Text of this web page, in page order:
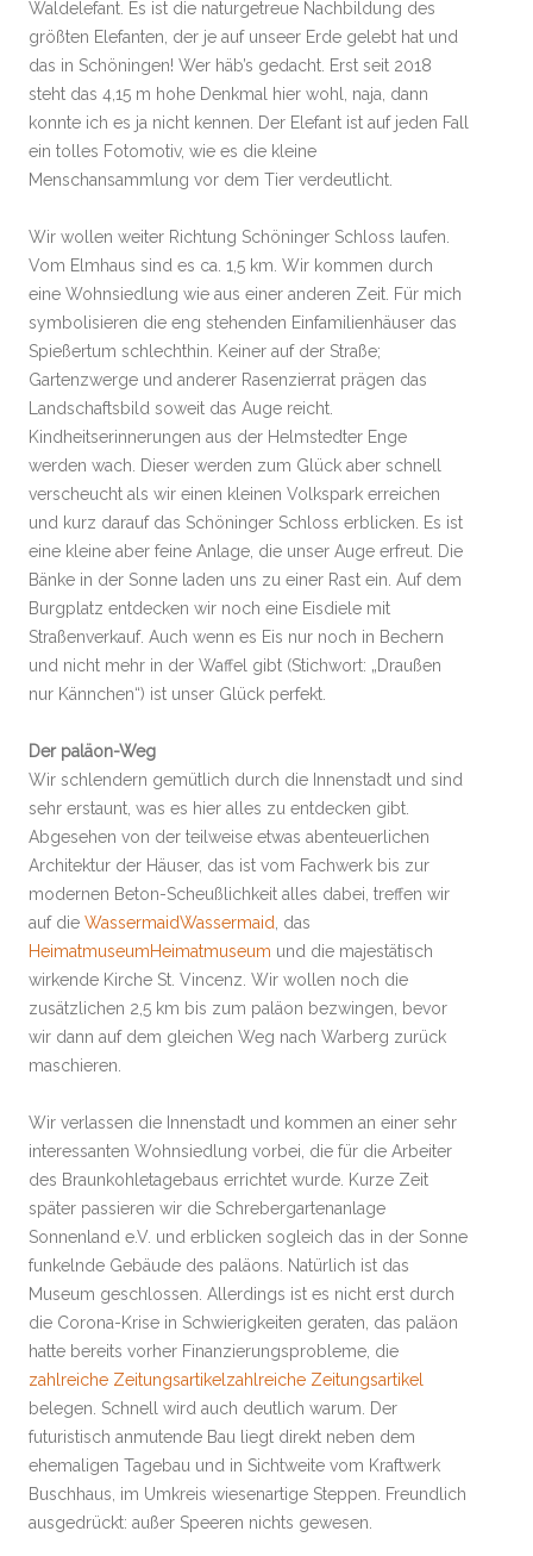
Waldelefant. Es ist die naturgetreue Nachbildung des
größten Elefanten, der je auf unseer Erde gelebt hat und
das in Schöningen! Wer häb’s gedacht. Erst seit 2018
steht das 4,15 m hohe Denkmal hier wohl, naja, dann
konnte ich es ja nicht kennen. Der Elefant ist auf jeden Fall
ein tolles Fotomotiv, wie es die kleine
Menschansammlung vor dem Tier verdeutlicht.
Wir wollen weiter Richtung Schöninger Schloss laufen.
Vom Elmhaus sind es ca. 1,5 km. Wir kommen durch
eine Wohnsiedlung wie aus einer anderen Zeit. Für mich
symbolisieren die eng stehenden Einfamilienhäuser das
Spießertum schlechthin. Keiner auf der Straße;
Gartenzwerge und anderer Rasenzierrat prägen das
Landschaftsbild soweit das Auge reicht.
Kindheitserinnerungen aus der Helmstedter Enge
werden wach. Dieser werden zum Glück aber schnell
verscheucht als wir einen kleinen Volkspark erreichen
und kurz darauf das Schöninger Schloss erblicken. Es ist
eine kleine aber feine Anlage, die unser Auge erfreut. Die
Bänke in der Sonne laden uns zu einer Rast ein. Auf dem
Burgplatz entdecken wir noch eine Eisdiele mit
Straßenverkauf. Auch wenn es Eis nur noch in Bechern
und nicht mehr in der Waffel gibt (Stichwort: „Draußen
nur Kännchen“) ist unser Glück perfekt.
Der paläon-Weg
Wir schlendern gemütlich durch die Innenstadt und sind
sehr erstaunt, was es hier alles zu entdecken gibt.
Abgesehen von der teilweise etwas abenteuerlichen
Architektur der Häuser, das ist vom Fachwerk bis zur
modernen Beton-Scheußlichkeit alles dabei, treffen wir
auf die WassermaidWassermaid
, das
HeimatmuseumHeimatmuseum und die majestätisch
wirkende Kirche St. Vincenz. Wir wollen noch die
zusätzlichen 2,5 km bis zum paläon bezwingen, bevor
wir dann auf dem gleichen Weg nach Warberg zurück
maschieren.
Wir verlassen die Innenstadt und kommen an einer sehr
interessanten Wohnsiedlung vorbei, die für die Arbeiter
des Braunkohletagebaus errichtet wurde. Kurze Zeit
später passieren wir die Schrebergartenanlage
Sonnenland e.V. und erblicken sogleich das in der Sonne
funkelnde Gebäude des paläons. Natürlich ist das
Museum geschlossen. Allerdings ist es nicht erst durch
die Corona-Krise in Schwierigkeiten geraten, das paläon
hatte bereits vorher Finanzierungsprobleme, die
zahlreiche Zeitungsartikel zahlreiche Zeitungsartikel
belegen. Schnell wird auch deutlich warum. Der
futuristisch anmutende Bau liegt direkt neben dem
ehemaligen Tagebau und in Sichtweite vom Kraftwerk
Buschhaus, im Umkreis wiesenartige Steppen. Freundlich
ausgedrückt: außer Speeren nichts gewesen.